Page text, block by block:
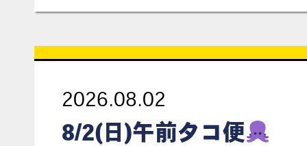
2026.08.02
8/2(日)午前タコ便